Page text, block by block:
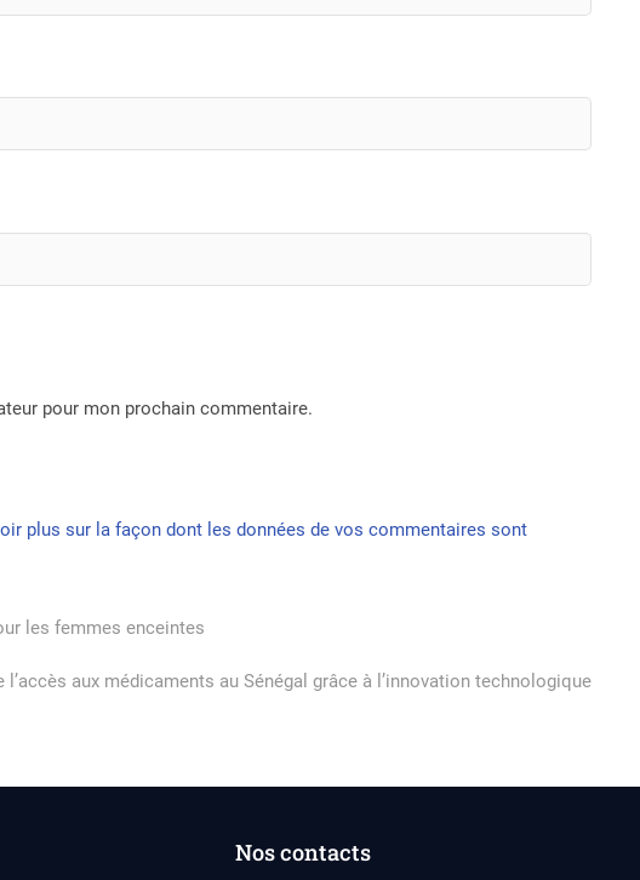
pour mon prochain commentaire.
plus sur la façon dont les données de vos commentaires sont
les femmes enceintes
l’accès aux médicaments au Sénégal grâce à l’innovation technologique
Nos contacts